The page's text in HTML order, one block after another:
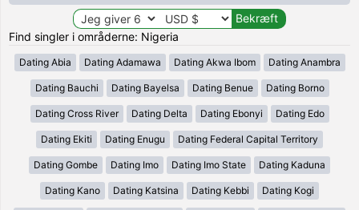
Find singler i områderne: Nigeria
Dating Abia Dating Adamawa Dating Akwa Ibom Dating Anambra
Dating Bauchi Dating Bayelsa Dating Benue Dating Borno
Dating Cross River Dating Delta Dating Ebonyi Dating Edo
Dating Ekiti Dating Enugu Dating Federal Capital Territory
Dating Gombe Dating Imo Dating Imo State Dating Kaduna
Dating Kano Dating Katsina Dating Kebbi Dating Kogi